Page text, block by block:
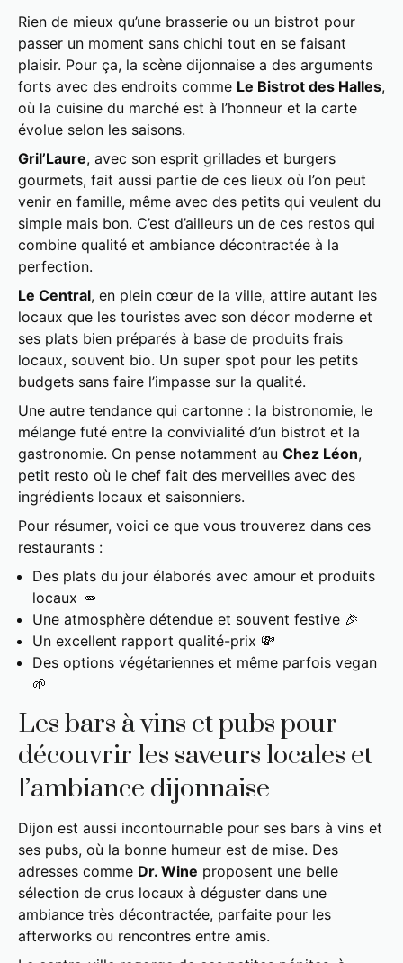
Rien de mieux qu’une brasserie ou un bistrot pour
passer un moment sans chichi tout en se faisant
plaisir. Pour ça, la scène dijonnaise a des arguments
forts avec des endroits comme Le Bistrot des Halles,
où la cuisine du marché est à l’honneur et la carte
évolue selon les saisons.
Gril’Laure, avec son esprit grillades et burgers
gourmets, fait aussi partie de ces lieux où l’on peut
venir en famille, même avec des petits qui veulent du
simple mais bon. C’est d’ailleurs un de ces restos qui
combine qualité et ambiance décontractée à la
perfection.
Le Central, en plein cœur de la ville, attire autant les
locaux que les touristes avec son décor moderne et
ses plats bien préparés à base de produits frais
locaux, souvent bio. Un super spot pour les petits
budgets sans faire l’impasse sur la qualité.
Une autre tendance qui cartonne : la bistronomie, le
mélange futé entre la convivialité d’un bistrot et la
gastronomie. On pense notamment au Chez Léon,
petit resto où le chef fait des merveilles avec des
ingrédients locaux et saisonniers.
Pour résumer, voici ce que vous trouverez dans ces
restaurants :
Des plats du jour élaborés avec amour et produits
locaux 🥕
Une atmosphère détendue et souvent festive 🎉
Un excellent rapport qualité-prix 💸
Des options végétariennes et même parfois vegan
🌱
Les bars à vins et pubs pour
découvrir les saveurs locales et
l’ambiance dijonnaise
Dijon est aussi incontournable pour ses bars à vins et
ses pubs, où la bonne humeur est de mise. Des
adresses comme Dr. Wine proposent une belle
sélection de crus locaux à déguster dans une
ambiance très décontractée, parfaite pour les
afterworks ou rencontres entre amis.